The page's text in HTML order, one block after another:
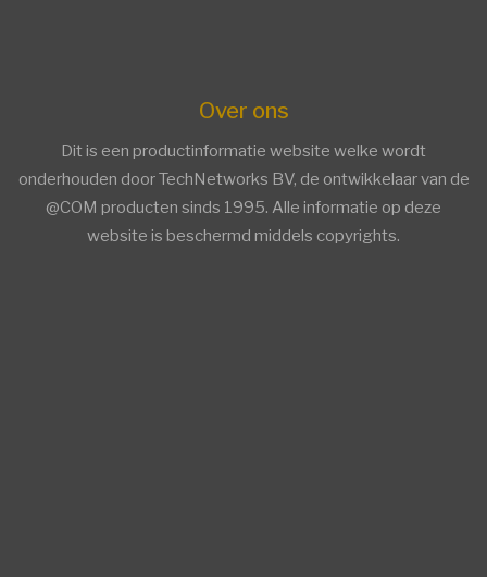
Over ons
Dit is een productinformatie website welke wordt
onderhouden door TechNetworks BV, de ontwikkelaar van de
@COM producten sinds 1995. Alle informatie op deze
website is beschermd middels copyrights.